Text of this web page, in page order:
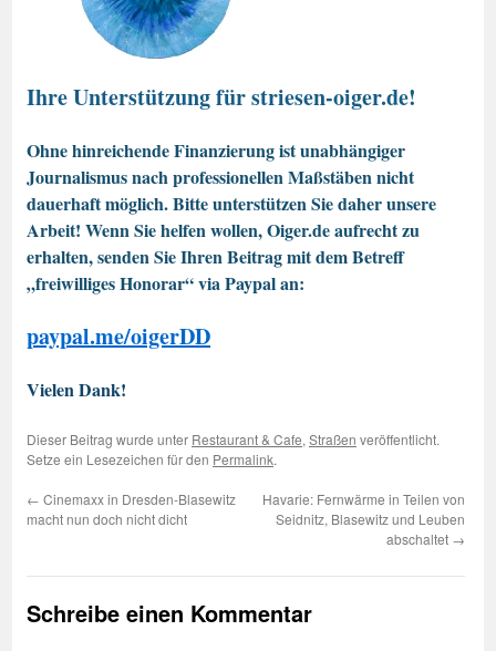
Ihre Unterstützung für striesen-oiger.de!
Ohne hinreichende Finanzierung ist unabhängiger
Journalismus nach professionellen Maßstäben nicht
dauerhaft möglich. Bitte unterstützen Sie daher unsere
Arbeit! Wenn Sie helfen wollen, Oiger.de aufrecht zu
erhalten, senden Sie Ihren Beitrag mit dem Betreff
„freiwilliges Honorar“ via Paypal an:
paypal.me/oigerDD
Vielen Dank!
Dieser Beitrag wurde unter Restaurant & Cafe,Straßen veröffentlicht.
Setze ein Lesezeichen für den Permalink.
← Cinemaxx in Dresden-Blasewitz
macht nun doch nicht dicht
Havarie: Fernwärme in Teilen von
Seidnitz, Blasewitz und Leuben
abschaltet →
Schreibe einen Kommentar